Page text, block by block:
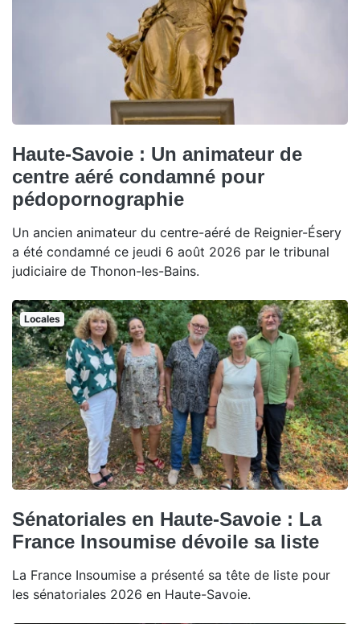
Haute-Savoie : Un animateur de
centre aéré condamné pour
pédopornographie
Un ancien animateur du centre-aéré de Reignier-Ésery
a été condamné ce jeudi 6 août 2026 par le tribunal
judiciaire de Thonon-les-Bains.
Locales
Sénatoriales en Haute-Savoie : La
France Insoumise dévoile sa liste
La France Insoumise a présenté sa tête de liste pour
les sénatoriales 2026 en Haute-Savoie.